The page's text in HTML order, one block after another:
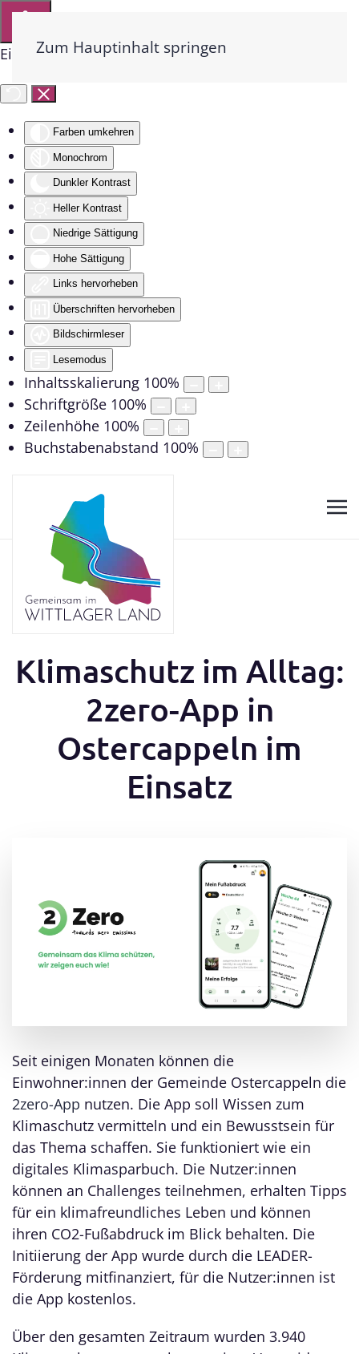
Eingabehilfen öffnen
Farben umkehren
Monochrom
Dunkler Kontrast
Heller Kontrast
Niedrige Sättigung
Hohe Sättigung
Links hervorheben
Überschriften hervorheben
Bildschirmleser
Lesemodus
Inhaltsskalierung 100%
Schriftgröße 100%
Zeilenhöhe 100%
Buchstabenabstand 100%
Zum Hauptinhalt springen
Klimaschutz im Alltag:
2zero-App in
Ostercappeln im
Einsatz
Seit einigen Monaten können die
Einwohner:innen der Gemeinde Ostercappeln die
2zero-App nutzen. Die App soll Wissen zum
Klimaschutz vermitteln und ein Bewusstsein für
das Thema schaffen. Sie funktioniert wie ein
digitales Klimasparbuch. Die Nutzer:innen
können an Challenges teilnehmen, erhalten Tipps
für ein klimafreundliches Leben und können
ihren CO2-Fußabdruck im Blick behalten. Die
Initiierung der App wurde durch die LEADER-
Förderung mitfinanziert, für die Nutzer:innen ist
die App kostenlos.
Über den gesamten Zeitraum wurden 3.940